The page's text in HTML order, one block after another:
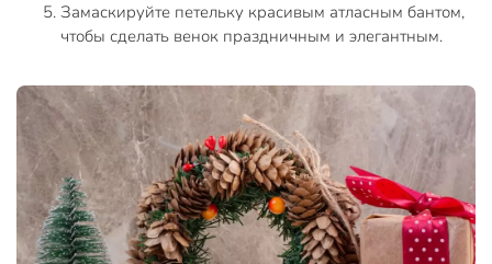
Замаскируйте петельку красивым атласным бантом,
чтобы сделать венок праздничным и элегантным.